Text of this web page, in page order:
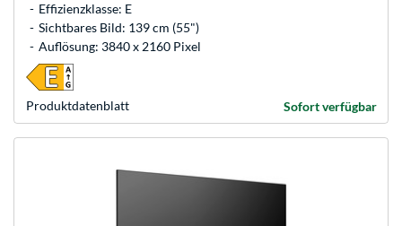
Effizienzklasse: E
Sichtbares Bild: 139 cm (55")
Auflösung: 3840 x 2160 Pixel
Produkt­datenblatt Sofort verfügbar